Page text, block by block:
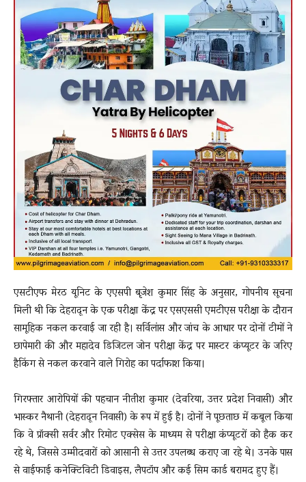
एसटीएफ मेरठ यूनिट के एएसपी बृजेश कुमार सिंह के अनुसार, गोपनीय सूचना
मिली थी कि देहरादून के एक परीक्षा केंद्र पर एसएससी एमटीएस परीक्षा के दौरान
सामूहिक नकल करवाई जा रही है। सर्विलांस और जांच के आधार पर दोनों टीमों ने
छापेमारी की और महादेव डिजिटल जोन परीक्षा केंद्र पर मास्टर कंप्यूटर के जरिए
हैकिंग से नकल करवाने वाले गिरोह का पर्दाफाश किया।
गिरफ्तार आरोपियों की पहचान नीतीश कुमार (देवरिया, उत्तर प्रदेश निवासी) और
भास्कर नैथानी (देहरादून निवासी) के रूप में हुई है। दोनों ने पूछताछ में कबूल किया
कि वे प्रॉक्सी सर्वर और रिमोट एक्सेस के माध्यम से परीक्षा कंप्यूटरों को हैक कर
रहे थे, जिससे उम्मीदवारों को आसानी से उत्तर उपलब्ध कराए जा रहे थे। उनके पास
से वाईफाई कनेक्टिविटी डिवाइस, लैपटॉप और कई सिम कार्ड बरामद हुए हैं।